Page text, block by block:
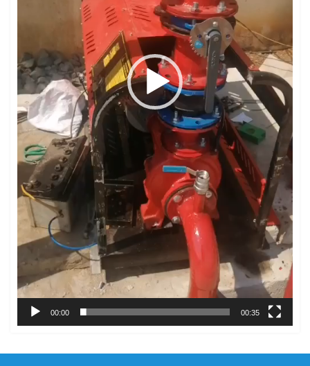
00:00 00:35